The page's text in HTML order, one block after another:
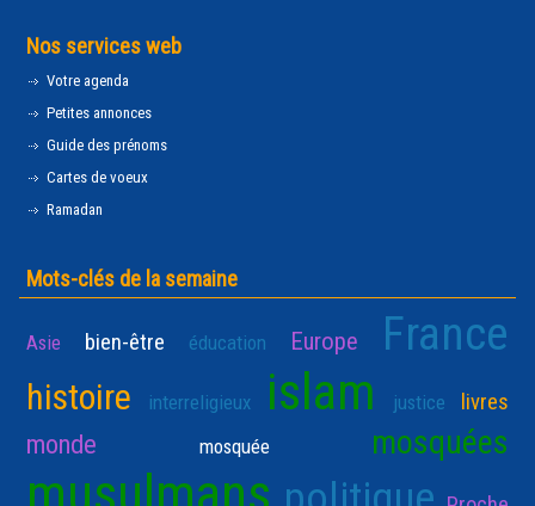
Nos services web
Votre agenda
Petites annonces
Guide des prénoms
Cartes de voeux
Ramadan
Mots-clés de la semaine
Asie bien-être éducation Europe France
histoire interreligieux islam justice livres
monde mosquée mosquées